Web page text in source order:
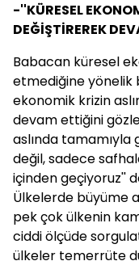
-''KÜRESEL
DEĞİŞTİREREK
Babacan küresel
etmediğine yönelik
ekonomik krizin
devam ettiğini
aslında
değil, sadece
içinden geçiyoruz''
Ülkelerde büyüme
pek çok ülkenin
ciddi ölçüde
ülkeler temerrüte